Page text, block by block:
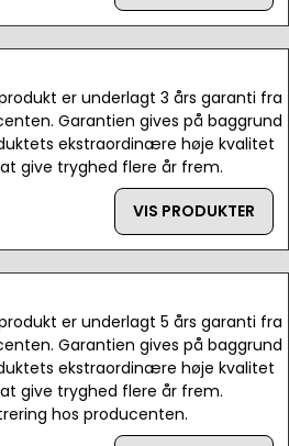
er underlagt 3 års garanti fra
Garantien gives på baggrund
ekstraordinære høje kvalitet
give tryghed flere år frem.
VIS PRODUKTER
er underlagt 5 års garanti fra
Garantien gives på baggrund
ekstraordinære høje kvalitet
give tryghed flere år frem.
hos producenten.